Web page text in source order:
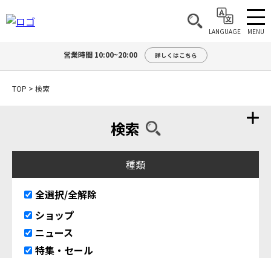
LANGUAGE MENU
営業時間 10:00~20:00 詳しくはこちら
TOP > 検索
検索
種類
全選択/全解除
ショップ
ニュース
特集・セール